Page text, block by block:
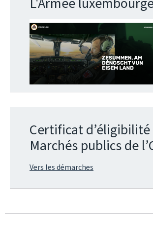
Certificat d’éligibilité
Marchés publics de
Vers les démarches